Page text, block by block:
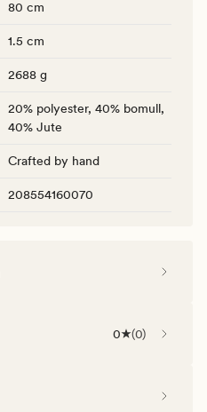
80 cm
1.5 cm
2688 g
20% polyester, 40% bomull,
40% Jute
Crafted by hand
208554160070
0 (0)